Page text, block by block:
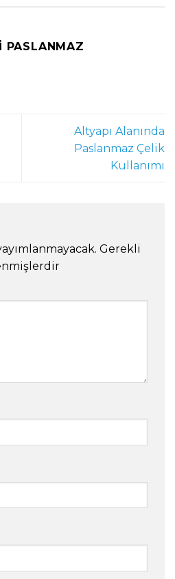
PASLANMAZ
Altyapı Alanında
Paslanmaz Çelik
Kullanımı
Gerekli